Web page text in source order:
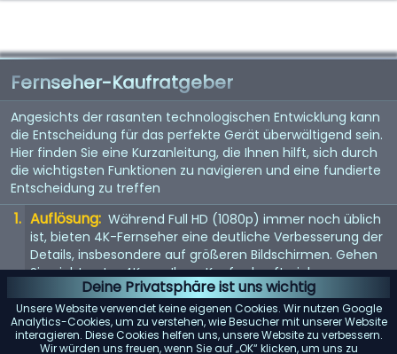
Deine Privatsphäre ist uns wichtig
Unsere Website verwendet keine eigenen Cookies. Wir nutzen Google
Analytics-Cookies, um zu verstehen, wie Besucher mit unserer Website
interagieren. Diese Cookies helfen uns, unsere Website zu verbessern.
Wir würden uns freuen, wenn Sie auf „OK“ klicken, um uns zu
Fernseher-Kaufratgeber
Angesichts der rasanten technologischen Entwicklung kann
die Entscheidung für das perfekte Gerät überwältigend sein.
Hier finden Sie eine Kurzanleitung, die Ihnen hilft, sich durch
die wichtigsten Funktionen zu navigieren und eine fundierte
Entscheidung zu treffen
Auflösung: Während Full HD (1080p) immer noch üblich
ist, bieten 4K-Fernseher eine deutliche Verbesserung der
Details, insbesondere auf größeren Bildschirmen. Gehen
Sie nicht unter 4K, um Ihren Kauf zukunftssicher zu
machen. 8K steht vor der Tür, aber da Inhalte noch rar
sind, ist dies noch keine Notwendigkeit.
Bildwiederholfrequenz: Achten Sie auf eine